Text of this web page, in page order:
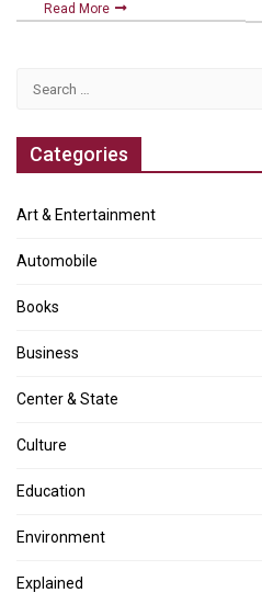
Read More
Categories
Art & Entertainment
Automobile
Books
Business
Center & State
Culture
Education
Environment
Explained